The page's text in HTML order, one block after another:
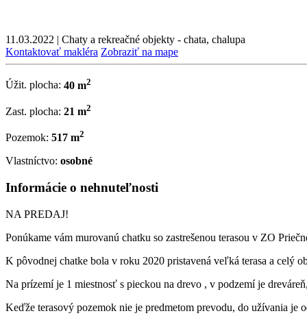
11.03.2022 | Chaty a rekreačné objekty - chata, chalupa
Kontaktovať makléra Zobraziť na mape
Úžit. plocha: 40 m2
Zast. plocha: 21 m2
Pozemok: 517 m2
Vlastníctvo: osobné
Informácie o nehnuteľnosti
NA PREDAJ!
Ponúkame vám murovanú chatku so zastrešenou terasou v ZO
K pôvodnej chatke bola v roku 2020 pristavená veľká terasa a celý
Na prízemí je 1 miestnosť s pieckou na drevo , v podzemí je
Keďže terasový pozemok nie je predmetom prevodu, do užívania je